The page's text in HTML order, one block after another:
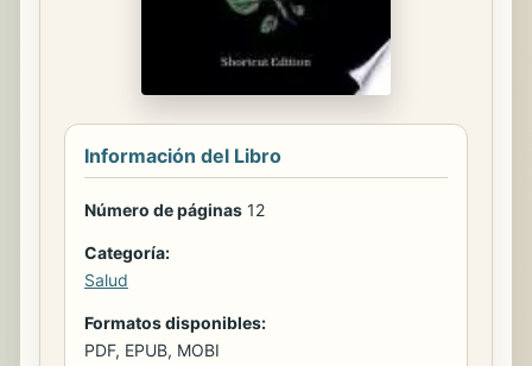
Información del Libro
Número de páginas 12
Categoría:
Salud
Formatos disponibles:
PDF, EPUB, MOBI